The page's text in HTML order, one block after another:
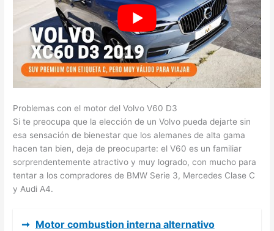
Problemas con el motor del Volvo V60 D3
Si te preocupa que la elección de un Volvo pueda dejarte sin
esa sensación de bienestar que los alemanes de alta gama
hacen tan bien, deja de preocuparte: el V60 es un familiar
sorprendentemente atractivo y muy logrado, con mucho para
tentar a los compradores de BMW Serie 3, Mercedes Clase C
y Audi A4.
➞ Motor combustion interna alternativo